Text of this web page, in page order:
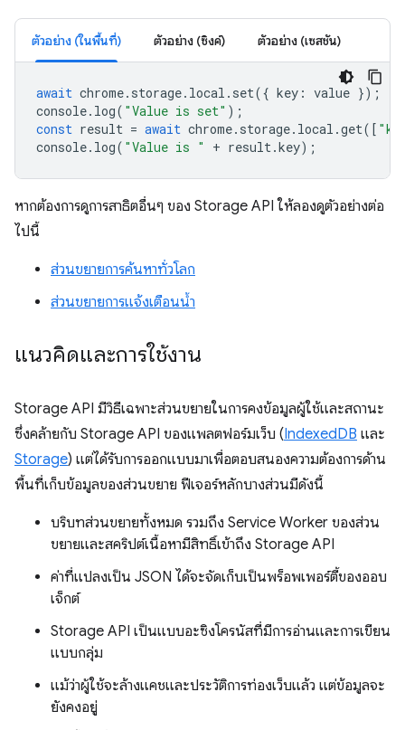
ตัวอย่าง (ในพื้นที่) ตัวอย่าง (ซิงค์) ตัวอย่าง (เซสชัน)
await chrome. storage. local . set({ key : value });
console. log( "Value is set" );
const result = await chrome. storage. local .get([
console. log( "Value is " + result.key);
หากต้องการดูการสาธิตอื่นๆ ของ Storage API ให้ลองดูตัวอย่างต่อ
ไปนี้
ส่วนขยายการค้นหาทั่วโลก
ส่วนขยายการแจ้งเตือนน้ำ
แนวคิดและการใช้งาน
Storage API มีวิธีเฉพาะส่วนขยายในการคงข้อมูลผู้ใช้และสถานะ
ซึ่งคล้ายกับ Storage API ของแพลตฟอร์มเว็บ (IndexedDB และ
Storage) แต่ได้รับการออกแบบมาเพื่อตอบสนองความต้องการด้าน
พื้นที่เก็บข้อมูลของส่วนขยาย ฟีเจอร์หลักบางส่วนมีดังนี้
บริบทส่วนขยายทั้งหมด รวมถึง Service Worker ของส่วน
ขยายและสคริปต์เนื้อหามีสิทธิ์เข้าถึง Storage API
ค่าที่แปลงเป็น JSON ได้จะจัดเก็บเป็นพร็อพเพอร์ตี้ของออบ
เจ็กต์
Storage API เป็นแบบอะซิงโครนัสที่มีการอ่านและการเขียน
แบบกลุ่ม
แม้ว่าผู้ใช้จะล้างแคชและประวัติการท่องเว็บแล้ว แต่ข้อมูลจะ
ยังคงอยู่